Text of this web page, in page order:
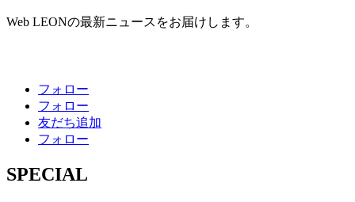
Web LEONの最新ニュースをお届けします。
フォロー
フォロー
友だち追加
フォロー
SPECIAL